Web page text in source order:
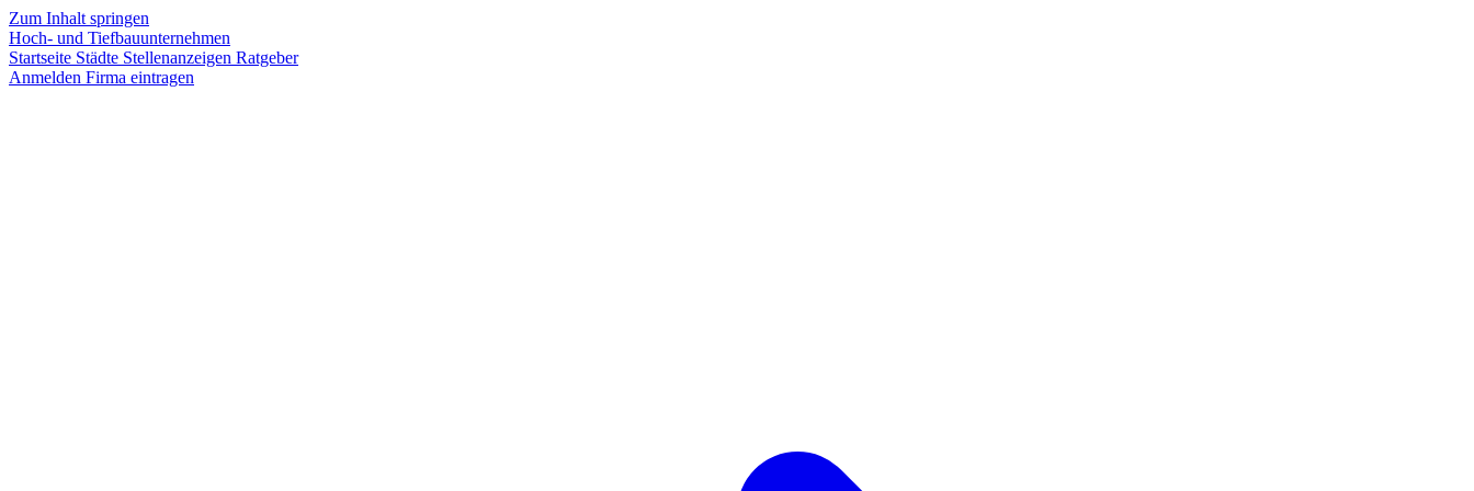
Zum Inhalt springen
Hoch- und Tiefbauunternehmen
Startseite Städte Stellenanzeigen Ratgeber
Anmelden Firma eintragen